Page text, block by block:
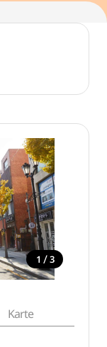
1 / 3
Karte